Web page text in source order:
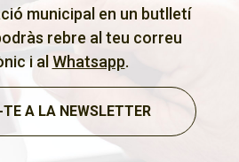
municipal en un butlletí
rebre al teu correu
i alWhatsapp.
A LA NEWSLETTER